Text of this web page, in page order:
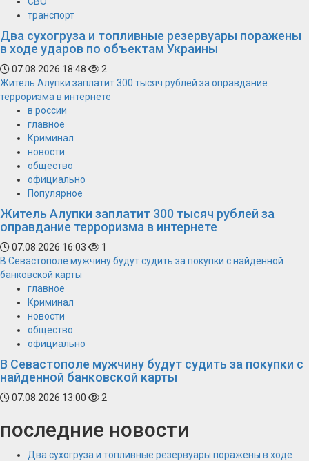
транспорт
Два сухогруза и топливные резервуары поражены
в ходе ударов по объектам Украины
07.08.2026 18:48
2
Житель Алупки заплатит 300 тысяч рублей за оправдание
терроризма в интернете
в россии
главное
Криминал
новости
общество
официально
Популярное
Житель Алупки заплатит 300 тысяч рублей за
оправдание терроризма в интернете
07.08.2026 16:03
1
В Севастополе мужчину будут судить за покупки с найденной
банковской карты
главное
Криминал
новости
общество
официально
В Севастополе мужчину будут судить за покупки с
найденной банковской карты
07.08.2026 13:00 2
последние новости
Два сухогруза и топливные резервуары поражены в ходе